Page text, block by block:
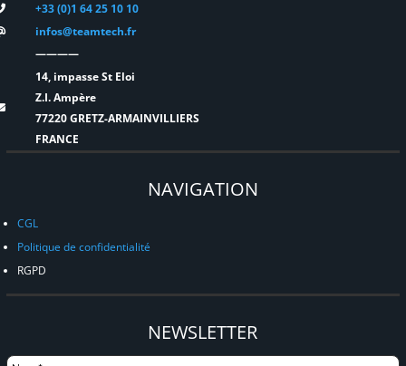
+33 (0)1 64 25 10 10
infos@teamtech.fr
————
14, impasse St Eloi
Z.I. Ampère
77220 GRETZ-ARMAINVILLIERS
FRANCE
NAVIGATION
CGL
Politique de confidentialité
RGPD
NEWSLETTER